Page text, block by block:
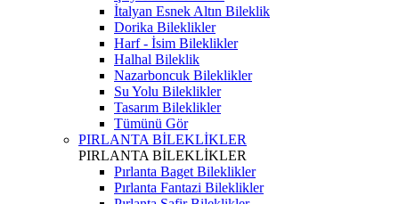
İtalyan Esnek Altın Bileklik
Dorika Bileklikler
Harf - İsim Bileklikler
Halhal Bileklik
Nazarboncuk Bileklikler
Su Yolu Bileklikler
Tasarım Bileklikler
Tümünü Gör
PIRLANTA BİLEKLİKLER
PIRLANTA BİLEKLİKLER
Pırlanta Baget Bileklikler
Pırlanta Fantazi Bileklikler